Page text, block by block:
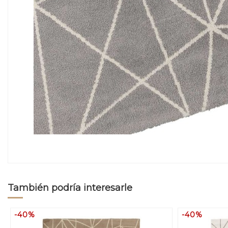
También podría interesarle
-40% -40%